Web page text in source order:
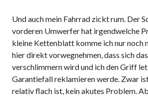
Und auch mein Fahrrad zickt rum. Der
vorderen Umwerfer hat irgendwelche
kleine Kettenblatt komme ich nur noch
hier direkt vorwegnehmen, dass sich
verschlimmern wird und ich den Griff
Garantiefall reklamieren werde. Zwar
relativ flach ist, kein akutes Problem.